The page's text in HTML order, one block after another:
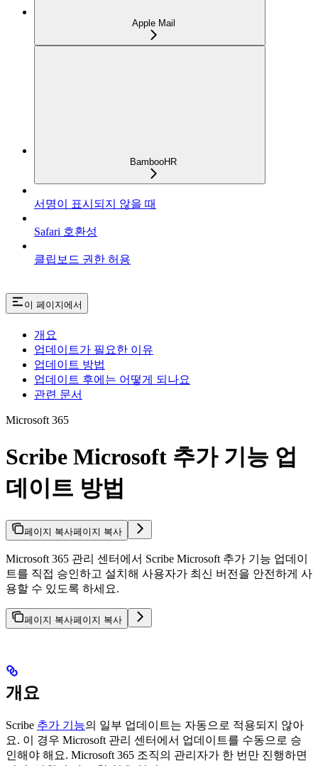
Apple Mail
BambooHR
서명이 표시되지 않을 때
Safari 호환성
클립보드 권한 허용
이 페이지에서
개요
업데이트가 필요한 이유
업데이트 방법
업데이트 후에는 어떻게 되나요
관련 문서
Microsoft 365
Scribe Microsoft 추가 기능 업
데이트 방법
페이지 복사페이지 복사
Microsoft 365 관리 센터에서 Scribe Microsoft 추가 기능 업데이
트를 직접 승인하고 설치해 사용자가 최신 버전을 안전하게 사
용할 수 있도록 하세요.
페이지 복사페이지 복사
개요
Scribe 추가 기능의 일부 업데이트는 자동으로 적용되지 않아
요. 이 경우 Microsoft 관리 센터에서 업데이트를 수동으로 승
인해야 해요. Microsoft 365 조직의 관리자가 한 번만 진행하면